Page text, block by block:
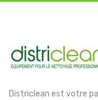
Districlean est votre